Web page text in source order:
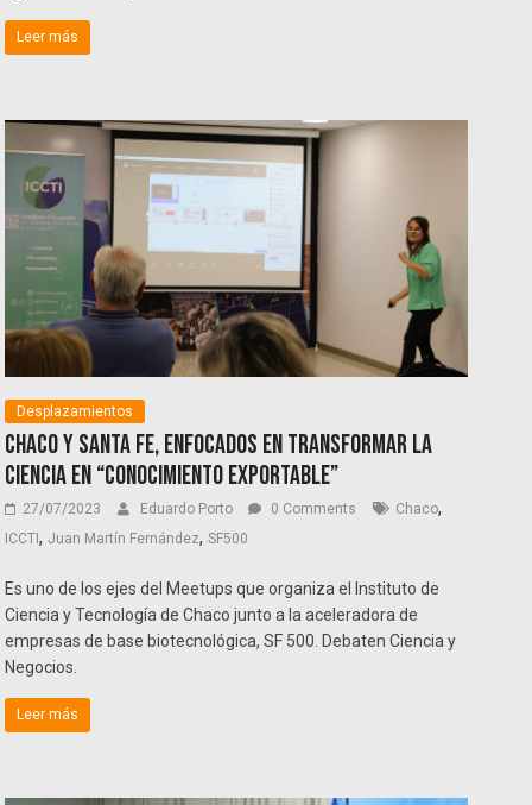
Leer más
Desplazamientos
Chaco y Santa Fe, enfocados en transformar la
ciencia en “conocimiento exportable”
27/07/2023 Eduardo Porto 0 Comments Chaco,
ICCTI,Juan Martín Fernández,SF500
Es uno de los ejes del Meetups que organiza el Instituto de
Ciencia y Tecnología de Chaco junto a la aceleradora de
empresas de base biotecnológica, SF 500. Debaten Ciencia y
Negocios.
Leer más